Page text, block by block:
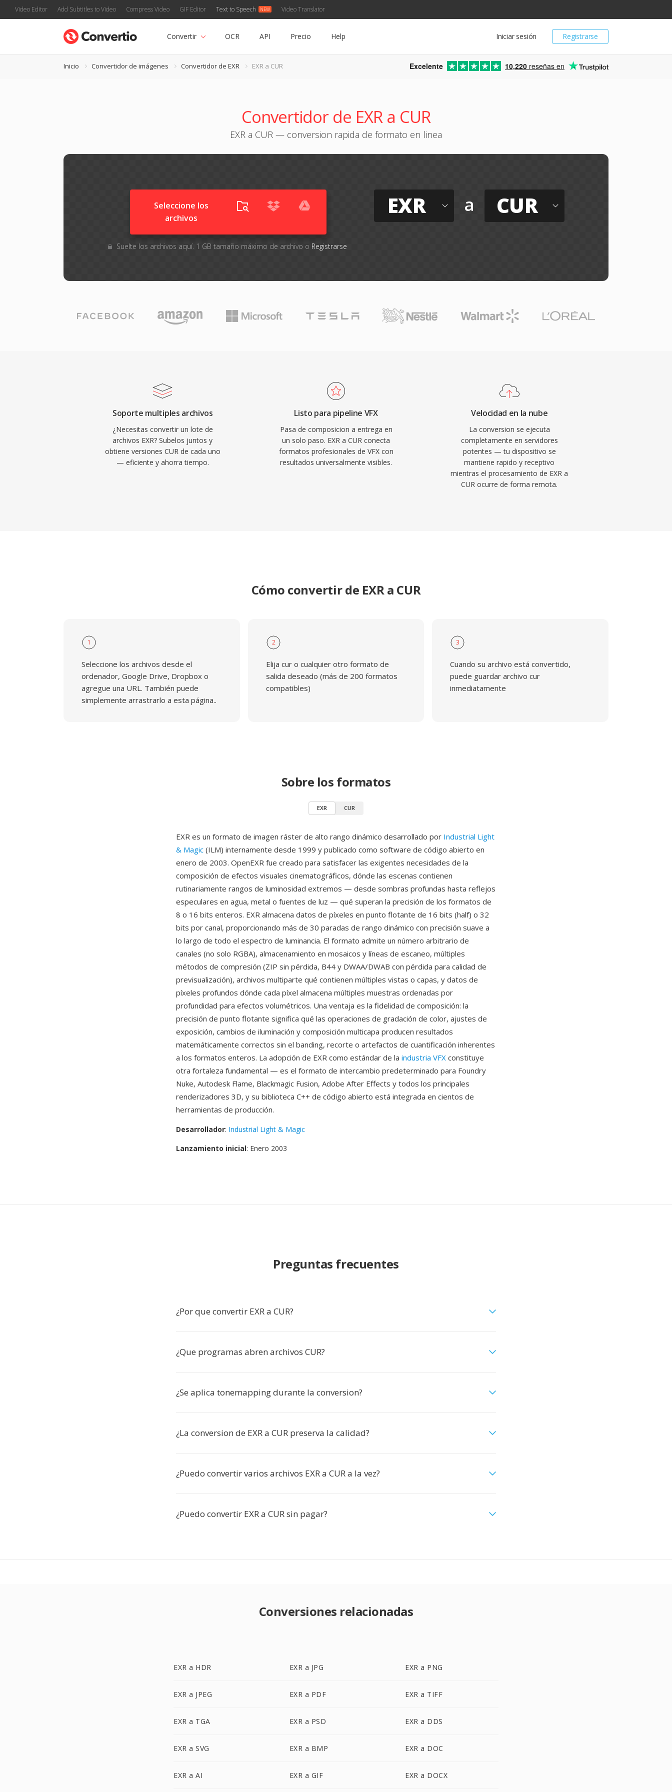
Video Editor Add Subtitles to Video Compress Video GIF Editor Text to Speech Video Translator
Registrarse
Iniciar sesión
Convertir OCR API Precio Help
Inicio Convertidor de imágenes Convertidor de EXR EXR a CUR Excelente 10,220 reseñas en
Convertidor de EXR a CUR
EXR a CUR — conversion rapida de formato en linea
Seleccione los
archivos
Suelte los archivos aquí. 1 GB tamaño máximo de archivo o Registrarse
EXR a CUR
Soporte multiples archivos
¿Necesitas convertir un lote de
archivos EXR? Subelos juntos y
obtiene versiones CUR de cada uno
— eficiente y ahorra tiempo.
Listo para pipeline VFX
Pasa de composicion a entrega en
un solo paso. EXR a CUR conecta
formatos profesionales de VFX con
resultados universalmente visibles.
Velocidad en la nube
La conversion se ejecuta
completamente en servidores
potentes — tu dispositivo se
mantiene rapido y receptivo
mientras el procesamiento de EXR a
CUR ocurre de forma remota.
Cómo convertir de EXR a CUR
1
Seleccione los archivos desde el
ordenador, Google Drive, Dropbox o
agregue una URL. También puede
simplemente arrastrarlo a esta página..
2
Elija cur o cualquier otro formato de
salida deseado (más de 200 formatos
compatibles)
3
Cuando su archivo está convertido,
puede guardar archivo cur
inmediatamente
Sobre los formatos
EXR CUR
EXR es un formato de imagen ráster de alto rango dinámico desarrollado por Industrial Light
& Magic (ILM) internamente desde 1999 y publicado como software de código abierto en
enero de 2003. OpenEXR fue creado para satisfacer las exigentes necesidades de la
composición de efectos visuales cinematográficos, dónde las escenas contienen
rutinariamente rangos de luminosidad extremos — desde sombras profundas hasta reflejos
especulares en agua, metal o fuentes de luz — qué superan la precisión de los formatos de
8 o 16 bits enteros. EXR almacena datos de píxeles en punto flotante de 16 bits (half) o 32
bits por canal, proporcionando más de 30 paradas de rango dinámico con precisión suave a
lo largo de todo el espectro de luminancia. El formato admite un número arbitrario de
canales (no solo RGBA), almacenamiento en mosaicos y líneas de escaneo, múltiples
métodos de compresión (ZIP sin pérdida, B44 y DWAA/DWAB con pérdida para calidad de
previsualización), archivos multiparte qué contienen múltiples vistas o capas, y datos de
píxeles profundos dónde cada píxel almacena múltiples muestras ordenadas por
profundidad para efectos volumétricos. Una ventaja es la fidelidad de composición: la
precisión de punto flotante significa qué las operaciones de gradación de color, ajustes de
exposición, cambios de iluminación y composición multicapa producen resultados
matemáticamente correctos sin el banding, recorte o artefactos de cuantificación inherentes
a los formatos enteros. La adopción de EXR como estándar de la industria VFX constituye
otra fortaleza fundamental — es el formato de intercambio predeterminado para Foundry
Nuke, Autodesk Flame, Blackmagic Fusion, Adobe After Effects y todos los principales
renderizadores 3D, y su biblioteca C++ de código abierto está integrada en cientos de
herramientas de producción.
Desarrollador: Industrial Light & Magic
Lanzamiento inicial: Enero 2003
Preguntas frecuentes
¿Por que convertir EXR a CUR?
¿Que programas abren archivos CUR?
¿Se aplica tonemapping durante la conversion?
¿La conversion de EXR a CUR preserva la calidad?
¿Puedo convertir varios archivos EXR a CUR a la vez?
¿Puedo convertir EXR a CUR sin pagar?
Conversiones relacionadas
EXR a HDR EXR a JPG EXR a PNG
EXR a JPEG EXR a PDF EXR a TIFF
EXR a TGA EXR a PSD EXR a DDS
EXR a SVG EXR a BMP EXR a DOC
EXR a AI EXR a GIF EXR a DOCX